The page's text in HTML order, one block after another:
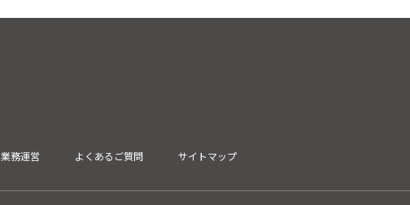
務運営 よくあるご質問 サイトマップ